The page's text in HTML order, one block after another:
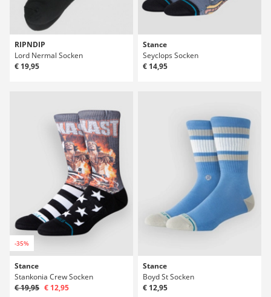
RIPNDIP
Lord Nermal Socken
€ 19,95
Stance
Seyclops Socken
€ 14,95
-35%
Stance
Stankonia Crew Socken
€ 19,95 € 12,95
Stance
Boyd St Socken
€ 12,95